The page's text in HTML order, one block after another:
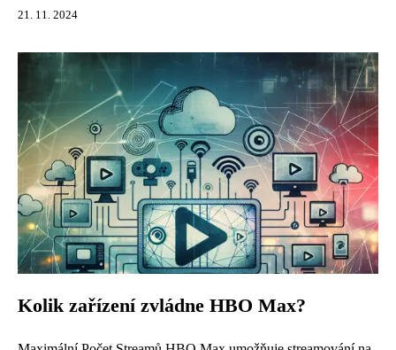
21. 11. 2024
Kolik zařízení zvládne HBO Max?